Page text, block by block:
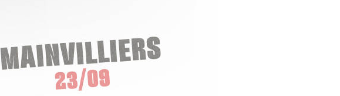
MAINVILLIERS
23/09